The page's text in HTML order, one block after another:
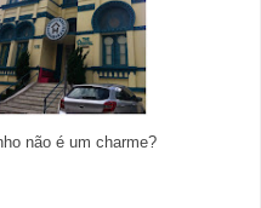
não é um charme?